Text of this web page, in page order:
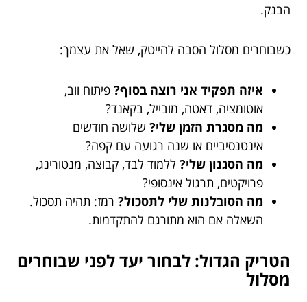
הבנק.
כשבוחרים מסלול הסבה להייטק, שאל את עצמך:
איזה תפקיד אני רוצה בסוף? פיתוח ווב,
אוטומציה, דאטה, מובייל, בקאנד?
מה מסגרת הזמן שלי? שלושה חודשים
אינטנסיביים או שנה רגועה עם קפה?
מה הסגנון שלי? ללמוד לבד, קבוצה, מנטורינג,
פרויקטים, תרגול אינסופי?
מה הסובלנות שלי לתסכול? רמז: תהיה תסכול.
השאלה אם הוא מתורגם להתקדמות.
הטריק הגדול: לבחור יעד לפני שבוחרים
מסלול